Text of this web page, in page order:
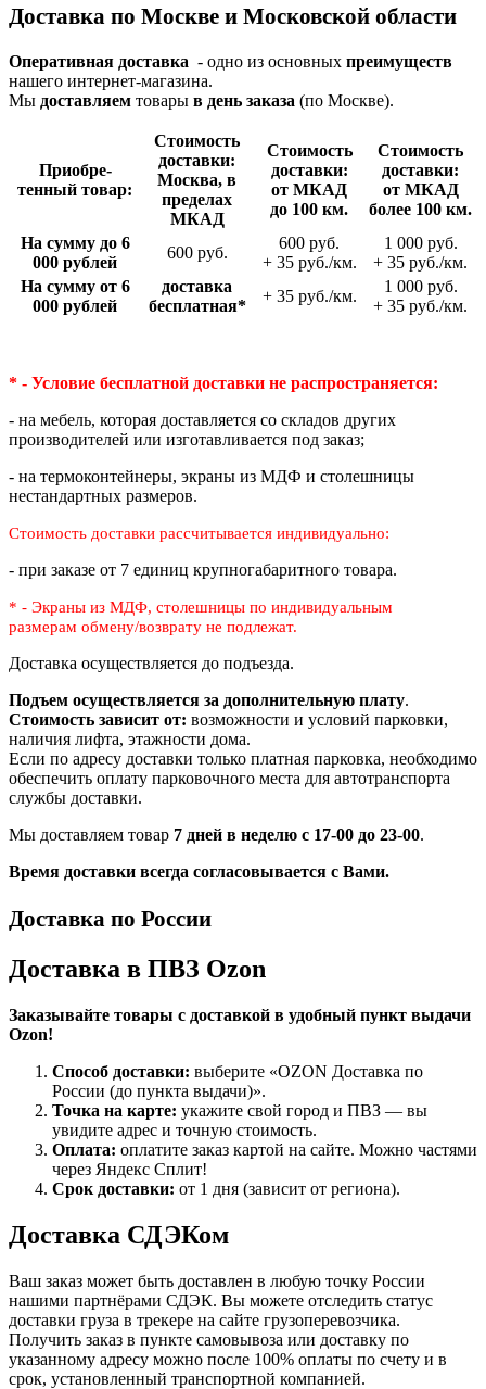
Доставка по Москве и Московской области
Оперативная доставка - одно из основных преимуществ
нашего интернет-магазина.
Мы доставляем товары в день заказа (по Москве).
Приобре­
тенный товар:
Стои­мость
доставки:
Москва, в
пределах
МКАД
Стои­мость
доставки:
от МКАД
до 100 км.
Стои­мость
доставки:
от МКАД
более 100 км.
На сумму до 6
000 рублей
600 руб.
600 руб.
+ 35 руб./км.
1 000 руб.
+ 35 руб./км.
На сумму от 6
000 рублей
доставка
беспла­тная*
+ 35 руб./км.
1 000 руб.
+ 35 руб./км.
* - Условие бесплатной доставки не распространяется:
- на мебель, которая доставляется со складов других
производителей или изготавливается под заказ;
- на термоконтейнеры, экраны из МДФ и столешницы
нестандартных размеров.
Стоимость доставки рассчитывается индивидуально:
- при заказе от 7 единиц крупногабаритного товара.
* - Экраны из МДФ, столешницы по индивидуальным
размерам обмену/возврату не подлежат.
Доставка осуществляется до подъезда.
Подъем осуществляется за дополнительную плату.
Стоимость зависит от: возможности и условий парковки,
наличия лифта, этажности дома.
Если по адресу доставки только платная парковка, необходимо
обеспечить оплату парковочного места для автотранспорта
службы доставки.
Мы доставляем товар 7 дней в неделю с 17-00 до 23-00.
Время доставки всегда согласовывается с Вами.
Доставка по России
Доставка в ПВЗ Ozon
Заказывайте товары с доставкой в удобный пункт выдачи
Ozon!
Способ доставки: выберите «OZON Доставка по
России (до пункта выдачи)».
Точка на карте: укажите свой город и ПВЗ — вы
увидите адрес и точную стоимость.
Оплата: оплатите заказ картой на сайте. Можно частями
через Яндекс Сплит!
Срок доставки: от 1 дня (зависит от региона).
Доставка СДЭКом
Ваш заказ может быть доставлен в любую точку России
нашими партнёрами СДЭК. Вы можете отследить статус
доставки груза в трекере на сайте грузоперевозчика.
Получить заказ в пункте самовывоза или доставку по
указанному адресу можно после 100% оплаты по счету и в
срок, установленный транспортной компанией.